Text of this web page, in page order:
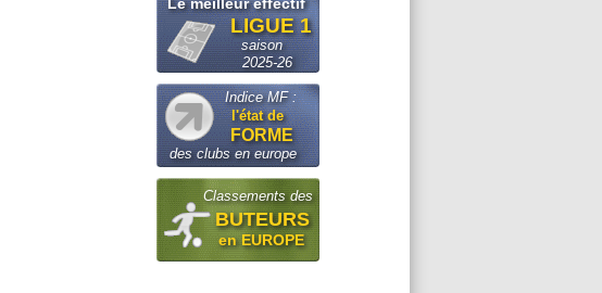
LIGUE 1
saison
2025-26
Indice MF :
l'état de
FORME
des clubs en europe
Classements des
BUTEURS
en EUROPE